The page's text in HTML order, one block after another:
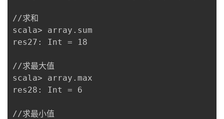
//求和
scala> array.sum
res27: Int = 18
//求最大值
scala> array.max
res28: Int = 6
//求最小值